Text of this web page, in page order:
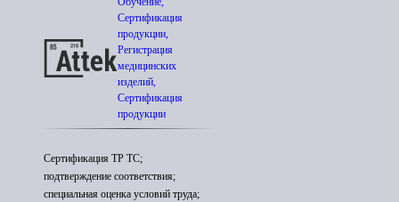
Сертификация
продукции,
Регистрация
медицинских
изделий,
Сертификация
продукции
Сертификация ТР ТС;
подтверждение соответствия;
специальная оценка условий труда;